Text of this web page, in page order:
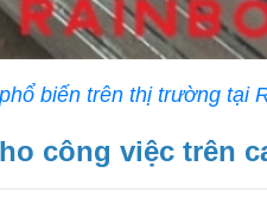
biến trên thị trường tại
công việc trên